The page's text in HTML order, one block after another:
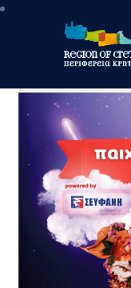
Περιφέρεια
Ενημέρωση
Δράσεις
Ψηφιακές
Υπηρεσίες